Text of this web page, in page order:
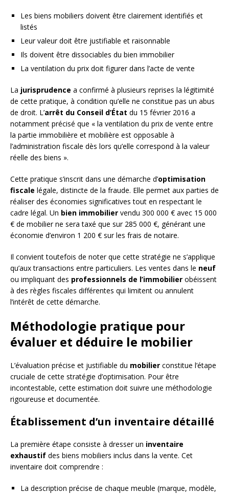
Les biens mobiliers doivent être clairement identifiés et
listés
Leur valeur doit être justifiable et raisonnable
Ils doivent être dissociables du bien immobilier
La ventilation du prix doit figurer dans l’acte de vente
La jurisprudence a confirmé à plusieurs reprises la légitimité
de cette pratique, à condition qu’elle ne constitue pas un abus
de droit. L’arrêt du Conseil d’État du 15 février 2016 a
notamment précisé que « la ventilation du prix de vente entre
la partie immobilière et mobilière est opposable à
l’administration fiscale dès lors qu’elle correspond à la valeur
réelle des biens ».
Cette pratique s’inscrit dans une démarche d’optimisation
fiscale légale, distincte de la fraude. Elle permet aux parties de
réaliser des économies significatives tout en respectant le
cadre légal. Un bien immobilier vendu 300 000 € avec 15 000
€ de mobilier ne sera taxé que sur 285 000 €, générant une
économie d’environ 1 200 € sur les frais de notaire.
Il convient toutefois de noter que cette stratégie ne s’applique
qu’aux transactions entre particuliers. Les ventes dans le neuf
ou impliquant des professionnels de l’immobilier obéissent
à des règles fiscales différentes qui limitent ou annulent
l’intérêt de cette démarche.
Méthodologie pratique pour
évaluer et déduire le mobilier
L’évaluation précise et justifiable du mobilier constitue l’étape
cruciale de cette stratégie d’optimisation. Pour être
incontestable, cette estimation doit suivre une méthodologie
rigoureuse et documentée.
Établissement d’un inventaire détaillé
La première étape consiste à dresser un inventaire
exhaustif des biens mobiliers inclus dans la vente. Cet
inventaire doit comprendre :
La description précise de chaque meuble (marque, modèle,